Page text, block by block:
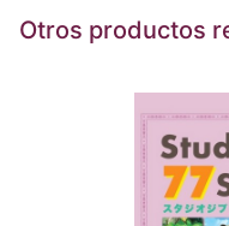
Otros productos